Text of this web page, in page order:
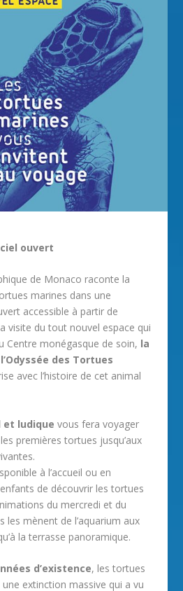
ouvert
de Monaco raconte la
marines dans une
accessible à partir de
visite du tout nouvel espace qui
Centre monégasque de soin, la
des Tortues
avec l’histoire de cet animal
et ludique vous fera voyager
premières tortues jusqu’aux
à l’accueil ou en
de découvrir les tortues
du mercredi et du
les mènent de l’aquarium aux
la terrasse panoramique.
d’existence, les tortues
extinction massive qui a vu